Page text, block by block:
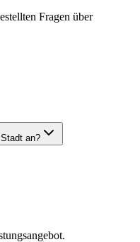
Fragen über
an?